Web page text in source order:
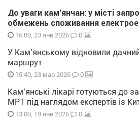
До уваги кам’янчан: у місті
обмежень споживання
16:09, 23 янв 2026 0
У Кам’янському відновили
маршрут
15:40, 23 мар 2026 0
Кам’янські лікарі готуються до
МРТ під наглядом експертів із
13:00, 19 янв 2026 0